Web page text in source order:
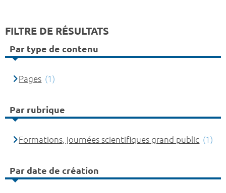
FILTRE DE RÉSULTATS
Par type de contenu
Pages (1)
Par rubrique
Formations, journées scientifiques grand public (1)
Par date de création